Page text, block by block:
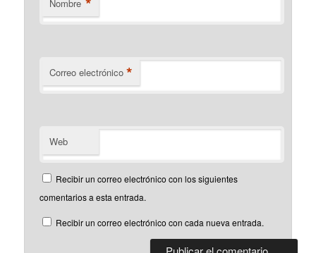
Nombre
Correo electrónico *
Web
Recibir un correo electrónico con los siguientes
comentarios a esta entrada.
Recibir un correo electrónico con cada nueva entrada.